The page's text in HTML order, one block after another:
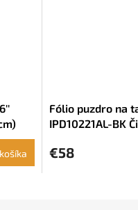
Fólio puzdro na
IPD10221AL-BK
€58